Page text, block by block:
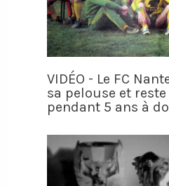
VIDÉO - Le FC
sa pelouse et
pendant 5 ans à